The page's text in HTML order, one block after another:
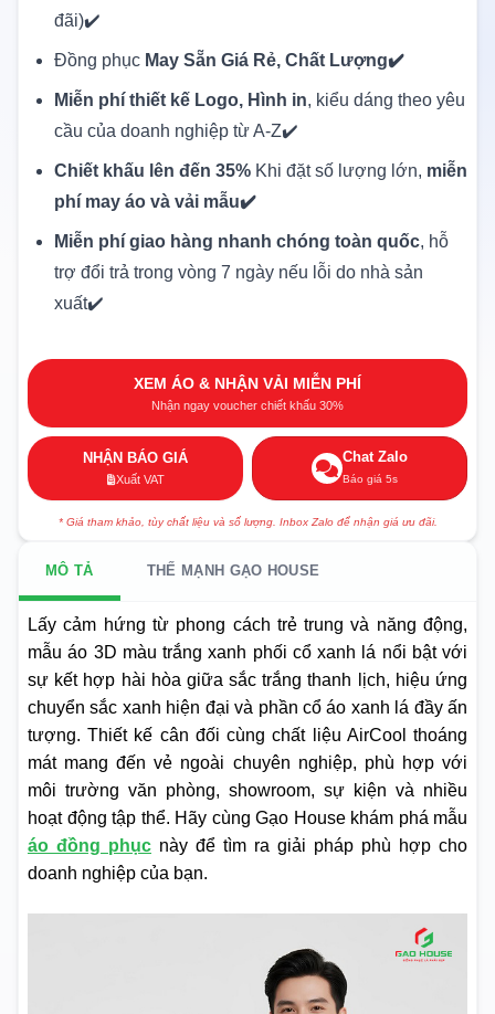
đãi)✔️
Đồng phục May Sẵn Giá Rẻ, Chất Lượng✔️
Miễn phí thiết kế Logo, Hình in, kiểu dáng theo yêu
cầu của doanh nghiệp từ A-Z✔️
Chiết khấu lên đến 35% Khi đặt số lượng lớn, miễn
phí may áo và vải mẫu✔️
Miễn phí giao hàng nhanh chóng toàn quốc, hỗ
trợ đổi trả trong vòng 7 ngày nếu lỗi do nhà sản
xuất✔️
XEM ÁO & NHẬN VẢI MIỄN PHÍ
Nhận ngay voucher chiết khấu 30%
NHẬN BÁO GIÁ
Xuất VAT
Chat Zalo
Báo giá 5s
* Giá tham khảo, tùy chất liệu và số lượng. Inbox Zalo để nhận giá ưu đãi.
MÔ TẢ THẾ MẠNH GẠO HOUSE
Lấy cảm hứng từ phong cách trẻ trung và năng động,
mẫu áo 3D màu trắng xanh phối cổ xanh lá nổi bật với
sự kết hợp hài hòa giữa sắc trắng thanh lịch, hiệu ứng
chuyển sắc xanh hiện đại và phần cổ áo xanh lá đầy ấn
tượng. Thiết kế cân đối cùng chất liệu AirCool thoáng
mát mang đến vẻ ngoài chuyên nghiệp, phù hợp với
môi trường văn phòng, showroom, sự kiện và nhiều
hoạt động tập thể. Hãy cùng Gạo House khám phá mẫu
áo đồng phục này để tìm ra giải pháp phù hợp cho
doanh nghiệp của bạn.